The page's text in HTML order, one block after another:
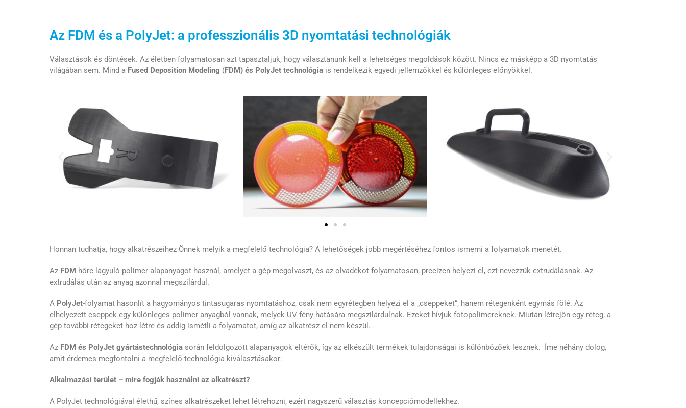
Az FDM és a PolyJet: a professzionális 3D nyomtatási technológiák
Választások és döntések. Az életben folyamatosan azt tapasztaljuk, hogy választanunk kell a lehetséges megoldások között. Nincs ez másképp a 3D nyomtatás
világában sem. Mind a Fused Deposition Modeling (FDM) és PolyJet technológia is rendelkezik egyedi jellemzőkkel és különleges előnyökkel.
Honnan tudhatja, hogy alkatrészeihez Önnek melyik a megfelelő technológia? A lehetőségek jobb megértéséhez fontos ismerni a folyamatok menetét.
Az FDM hőre lágyuló polimer alapanyagot használ, amelyet a gép megolvaszt, és az olvadékot folyamatosan, precízen helyezi el, ezt nevezzük extrudálásnak. Az
extrudálás után az anyag azonnal megszilárdul.
A PolyJet-folyamat hasonlít a hagyományos tintasugaras nyomtatáshoz, csak nem egyrétegben helyezi el a „cseppeket”, hanem rétegenként egymás fölé. Az
elhelyezett cseppek egy különleges polimer anyagból vannak, melyek UV fény hatására megszilárdulnak. Ezeket hívjuk fotopolimereknek. Miután létrejön egy réteg, a
gép további rétegeket hoz létre és addig ismétli a folyamatot, amíg az alkatrész el nem készül.
Az FDM és PolyJet gyártástechnológia során feldolgozott alapanyagok eltérők, így az elkészült termékek tulajdonságai is különbözőek lesznek. Íme néhány dolog,
amit érdemes megfontolni a megfelelő technológia kiválasztásakor:
Alkalmazási terület – mire fogják használni az alkatrészt?
A PolyJet technológiával élethű, színes alkatrészeket lehet létrehozni, ezért nagyszerű választás koncepciómodellekhez.